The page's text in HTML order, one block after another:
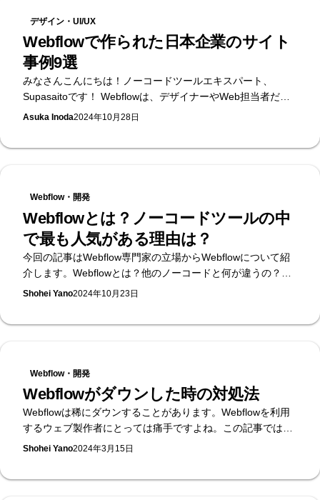
デザイン・UI/UX
Webflowで作られた日本企業のサイト
事例9選
みなさんこんにちは！ノーコードツールエキスパート、
Supasaitoです！ Webflowは、デザイナーやWeb担当者だけ
でもコーディングの知識ゼロでWebサイトを作成できるノー
なサイトが作れるのか、見ていきましょう！
Asuka Inoda2024年10月28日
Webflow・開発
Webflowとは？ノーコードツールの中
で最も人気がある理由は？
今回の記事はWebflow専門家の立場からWebflowについて紹
介します。Webflowとは？他のノーコードと何が違うの？大
企業もWordPressからWebflowに移行するそのメリットと
Shohei Yano2024年10月23日
Webflow・開発
Webflowがダウンした時の対処法
Webflowは稀にダウンすることがあります。Webflowを利用
するウェブ製作者にとっては痛手ですよね。この記事では
Webflowがダウンしたときに行うべき対処法をいくつか紹介
Shohei Yano2024年3月15日